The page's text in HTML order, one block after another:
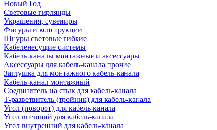
Новый Год
Световые гирлянды
Украшения, сувениры
Фигуры и конструкции
Шнуры световые гибкие
Кабеленесущие системы
Кабель-каналы монтажные и аксессуары
Аксессуары для кабель-канала прочие
Заглушка для монтажного кабель-канала
Кабель-канал монтажный
Соединитель на стык для кабель-канала
Т-разветвитель (тройник) для кабель-канала
Угол (поворот) для кабель-канала
Угол внешний для кабель-канала
Угол внутренний для кабель-канала